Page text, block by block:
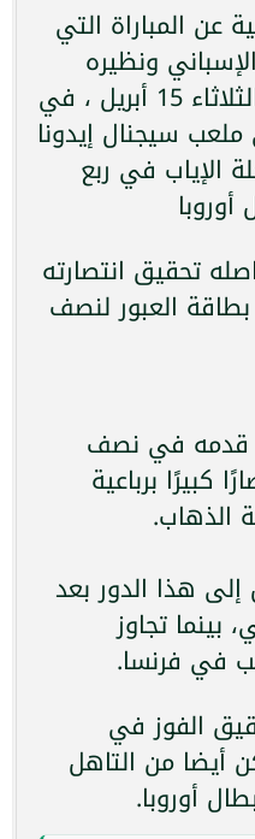
عن المباراة التي
ونظيره
بوروسيا دورتموند اليوم الثلاثاء 15 أبريل ، في
سيجنال إيدونا
الإياب في ربع
تحقيق انتصارته
العبور لنصف
قدمه في نصف
كبيرًا برباعية
الذهاب.
هذا الدور بعد
بينما تجاوز
في فرنسا.
الفوز في
أيضا من التاهل
أوروبا.